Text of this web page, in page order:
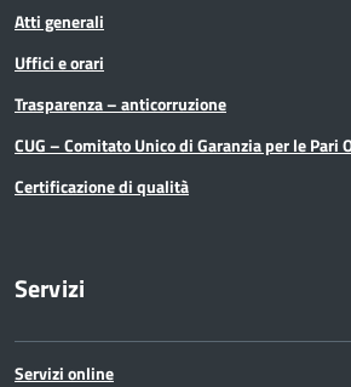
Atti generali
Uffici e orari
Trasparenza – anticorruzione
CUG – Comitato Unico di Garanzia per le Pari
Certificazione di qualità
Servizi
Servizi online